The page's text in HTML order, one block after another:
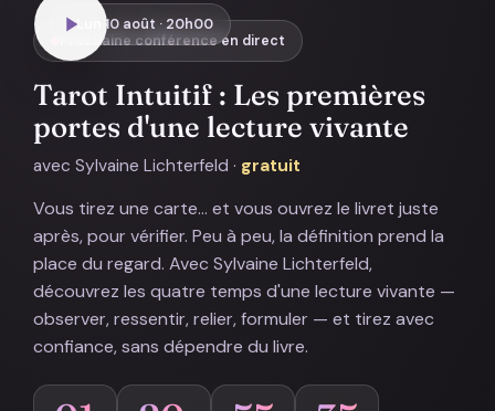
Prochaine conférence en direct
Tarot Intuitif : Les premières
portes d'une lecture vivante
avec Sylvaine Lichterfeld · gratuit
Vous tirez une carte… et vous ouvrez le livret juste
après, pour vérifier. Peu à peu, la définition prend la
place du regard. Avec Sylvaine Lichterfeld,
découvrez les quatre temps d'une lecture vivante —
observer, ressentir, relier, formuler — et tirez avec
confiance, sans dépendre du livre.
Lun 10 août · 20h00